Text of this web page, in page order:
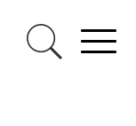
Menu